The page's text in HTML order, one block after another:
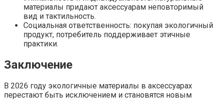
материалы придают аксессуарам неповторимый
вид и тактильность.
Социальная ответственность: покупая экологичный
продукт, потребитель поддерживает этичные
практики.
Заключение
В 2026 году экологичные материалы в аксессуарах
перестают быть исключением и становятся новым